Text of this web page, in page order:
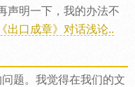
声明一下，我的办法不
出口成章》对话浅论..
题。我觉得在我们的文